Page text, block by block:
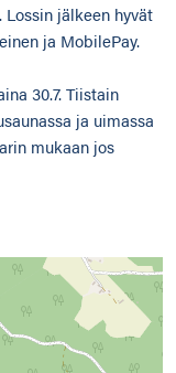
Lossin jälkeen hyvät
ja MobilePay.
30.7. Tiistain
ja uimassa
mukaan jos